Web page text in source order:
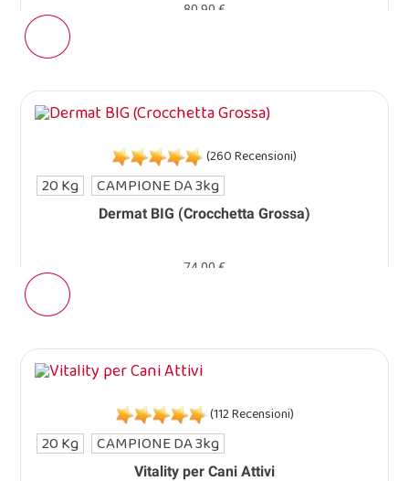
80,90 €
Dermat BIG (Crocchetta Grossa)
(260 Recensioni)
74,00 €
20 Kg CAMPIONE DA 3kg
Vitality per Cani Attivi
(112 Recensioni)
20 Kg CAMPIONE DA 3kg